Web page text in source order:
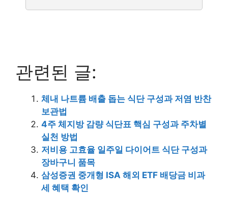
관련된 글:
체내 나트륨 배출 돕는 식단 구성과 저염 반찬
보관법
4주 체지방 감량 식단표 핵심 구성과 주차별
실천 방법
저비용 고효율 일주일 다이어트 식단 구성과
장바구니 품목
삼성증권 중개형 ISA 해외 ETF 배당금 비과
세 혜택 확인